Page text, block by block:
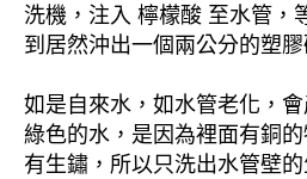
洗機，注入 檸檬酸 至水管，
到居然沖出一個兩公分的塑
如是自來水，如水管老化，
綠色的水，是因為裡面有銅
有生鏽，所以只洗出水管壁的